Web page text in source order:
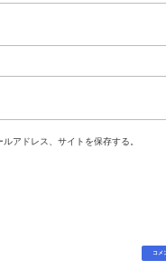
アドレス、サイトを保存する。